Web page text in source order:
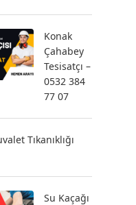
Konak
Çahabey
Tesisatçı –
0532 384
77 07
Tıkanıklığı
Su Kaçağı